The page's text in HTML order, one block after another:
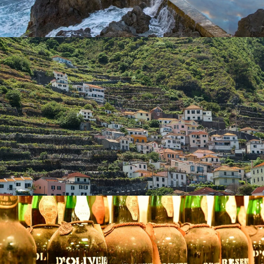
600 y 700 metros, así como en la costa norte, en
Porto
Moniz,Ponta DelgadaySeixal, situados en altitudes de
150 a 200 metros.
Por otro lado, elVerdelhoofrece un contraste reconocible
con sus vinos elegantes, de color dorado y con un carácter
tropical y exótico. Las uvas Verdelho tienen niveles
moderados de azúcar y una acidez pronunciada, lo que da
como resultado la producción de vinos fortificados
medianamente secos. Los viñedos se extienden sobre 58
hectáreas y están ubicados principalmente en los climas
más fríos del norte, creciendo en regiones comoPorto
Moniz,Ponta Delgada,SeixalySao Vicentea altitudes
de alrededor de 400 metros. En la costa sur, esta variedad
prospera en zonas comoRaposeira,PrazeresyCamara
de Lobos, alcanzando altitudes de hasta 600 metros.
Guía de viaje de Porto Moniz: Qué hacer
y qué ver en la zona
Visita elBosque de Fanal, un Bosque de Laurisilva y un